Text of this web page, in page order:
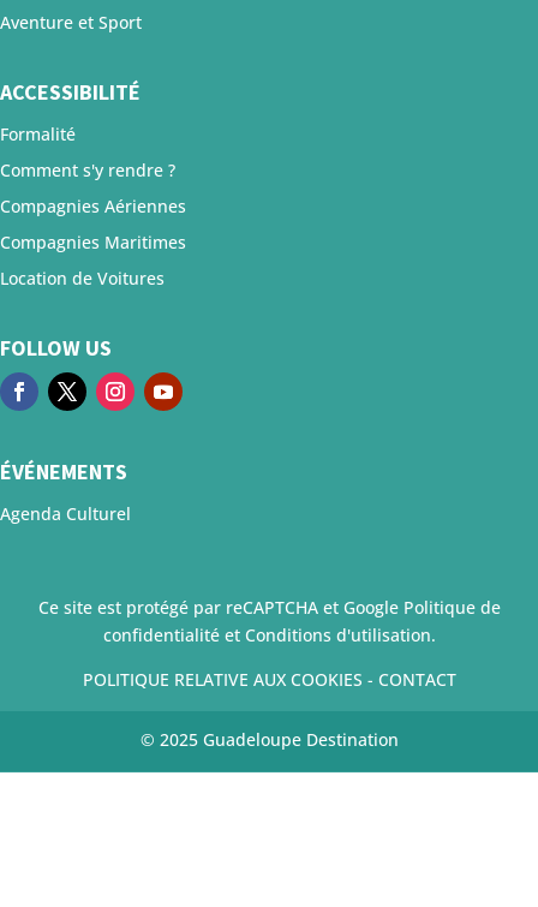
Aventure et Sport
ACCESSIBILITÉ
Formalité
Comment s'y rendre ?
Compagnies Aériennes
Compagnies Maritimes
Location de Voitures
FOLLOW US
ÉVÉNEMENTS
Agenda Culturel
Ce site est protégé par reCAPTCHA et Google Politique de
confidentialitéet Conditions d'utilisation.
POLITIQUE RELATIVE AUX COOKIES - CONTACT
© 2025 Guadeloupe Destination